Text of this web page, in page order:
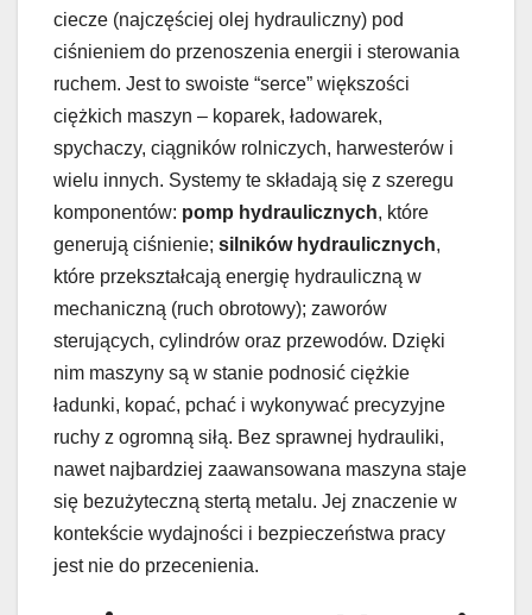
ciecze (najczęściej olej hydrauliczny) pod
ciśnieniem do przenoszenia energii i sterowania
ruchem. Jest to swoiste “serce” większości
ciężkich maszyn – koparek, ładowarek,
spychaczy, ciągników rolniczych, harwesterów i
wielu innych. Systemy te składają się z szeregu
komponentów: pomp hydraulicznych, które
generują ciśnienie; silników hydraulicznych,
które przekształcają energię hydrauliczną w
mechaniczną (ruch obrotowy); zaworów
sterujących, cylindrów oraz przewodów. Dzięki
nim maszyny są w stanie podnosić ciężkie
ładunki, kopać, pchać i wykonywać precyzyjne
ruchy z ogromną siłą. Bez sprawnej hydrauliki,
nawet najbardziej zaawansowana maszyna staje
się bezużyteczną stertą metalu. Jej znaczenie w
kontekście wydajności i bezpieczeństwa pracy
jest nie do przecenienia.